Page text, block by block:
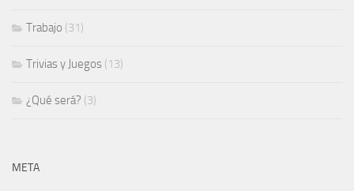
Trabajo (31)
Trivias y Juegos (13)
¿Qué será? (3)
META